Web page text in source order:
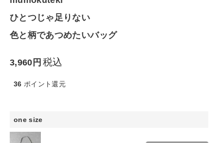
生活雑貨
食品
ギフト
ブランド
CONTENTS
ひとつじゃ足りない
色と柄であつめたいバッグ
3,960 税込
36 ポイント還元
one size